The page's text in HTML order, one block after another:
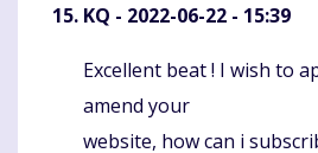
KQ - 2022-06-22 - 15:39
Komentaras
Excellent beat ! I wish to
amend your
website, how can i